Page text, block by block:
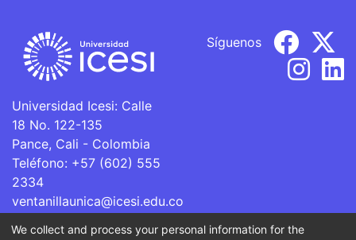
Universidad Icesi: Calle
18 No. 122-135
Pance, Cali - Colombia
Teléfono: +57 (602) 555
2334
ventanillaunica@icesi.edu.co
Síguenos
We collect and process your personal information for the